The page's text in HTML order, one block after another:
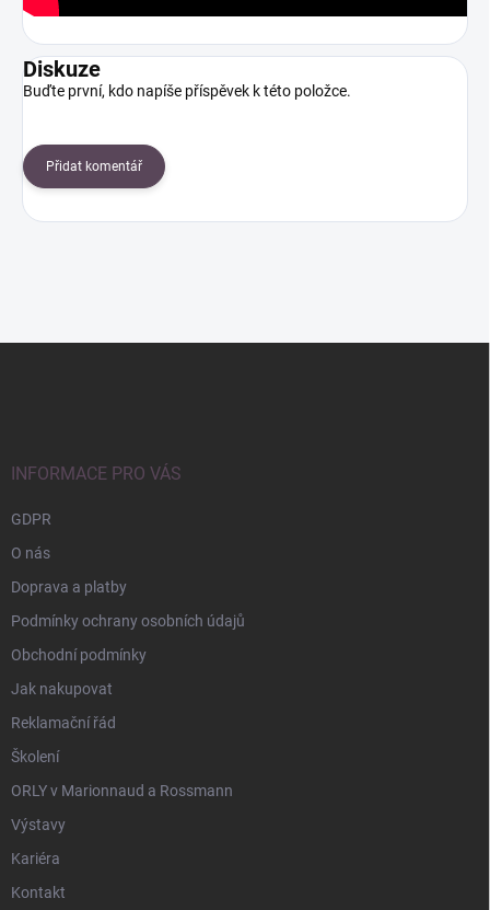
Diskuze
Buďte první, kdo napíše příspěvek k této položce.
Přidat komentář
INFORMACE PRO VÁS
GDPR
O nás
Doprava a platby
Podmínky ochrany osobních údajů
Obchodní podmínky
Jak nakupovat
Reklamační řád
Školení
ORLY v Marionnaud a Rossmann
Výstavy
Kariéra
Kontakt